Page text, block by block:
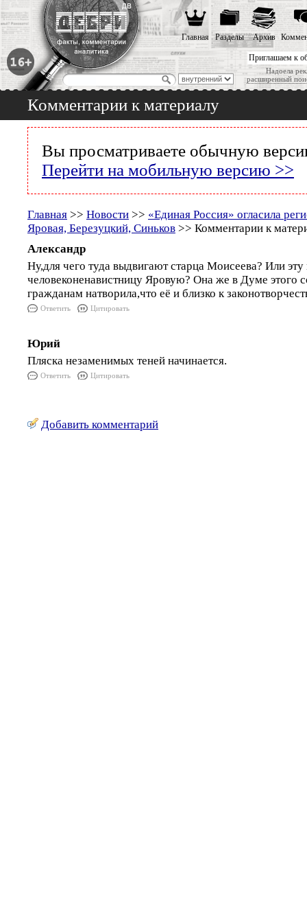
Приглашаем к
Надоела
расширенный
Главная Разделы Архив
Комментарии к материалу
Вы просматриваете обычную
Перейти на мобильную версию >>
Главная >> Новости >> «Единая Россия» огласила
Яровая, Березуцкий, Синьков >> Комментарии к
Александр
Ну,для чего туда выдвигают старца Моисеева? Или
человеконенавистницу Яровую? Она же в Думе этого
гражданам натворила,что её и близко к
Ответить Цитировать
Юрий
Пляска незаменимых теней начинается.
Ответить Цитировать
Добавить комментарий